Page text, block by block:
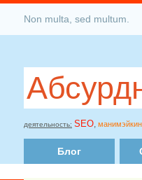
Non multa, sed multum.
деятельность: SEO,
Блог